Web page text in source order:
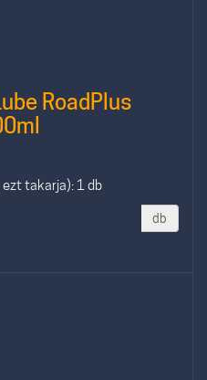
RoadPlus
takarja): 1 db
db